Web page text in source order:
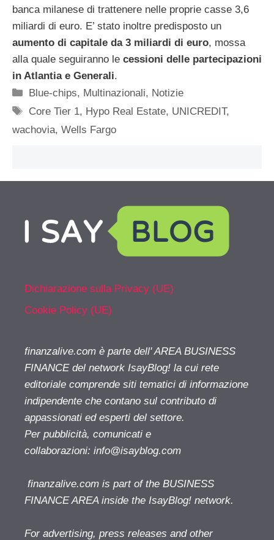
banca milanese di trattenere nelle proprie casse 3,6
miliardi di euro. E’ stato inoltre predisposto un
aumento di capitale da 3 miliardi di euro, mossa
alla quale seguiranno le cessioni delle partecipazioni
in Atlantia e Generali.
Categorie
Blue-chips, Multinazionali, Notizie
Tag
Core Tier 1, Hypo Real Estate, UNICREDIT,
wachovia, Wells Fargo
Dichiarazione sulla Privacy (UE)
Cookie Policy (UE)
finanzalive.com è parte dell' AREA BUSINESS
FINANCE del network IsayBlog! la cui rete
editoriale comprende siti tematici di informazione
indipendente che contano sul contributo di
appassionati ed esperti del settore.
Per pubblicità, comunicati e
collaborazioni: info@isayblog.com
finanzalive.com is part of the BUSINESS
FINANCE AREA inside the IsayBlog! network.
For advertising, press releases and other